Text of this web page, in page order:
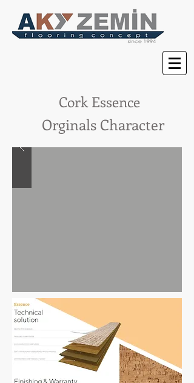
Cork Essence
Orginals Character